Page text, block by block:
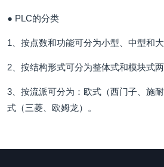
● PLC的分类
1、按点数和功能可分为小型、中型和大
2、按结构形式可分为整体式和模块式两
3、按流派可分为：欧式（西门子、施
式（三菱、欧姆龙）。